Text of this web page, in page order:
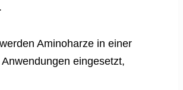
Aminoharze in einer
eingesetzt,